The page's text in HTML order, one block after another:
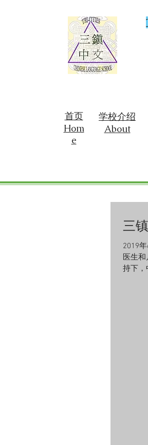
首页
Hom
e
学校介绍
About
三
2019
医生和
持下，